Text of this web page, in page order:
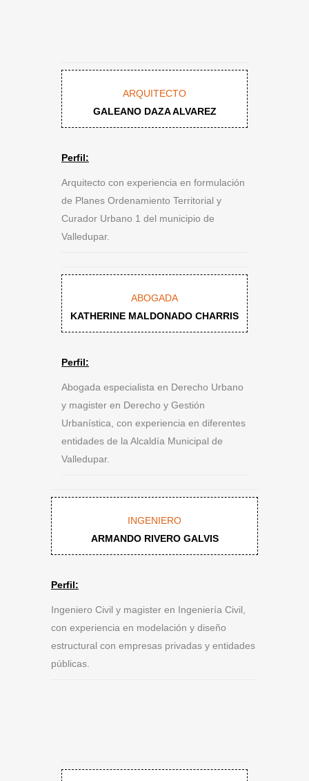
ARQUITECTO
GALEANO DAZA ALVAREZ
Perfil:
Arquitecto con experiencia en formulación
de Planes Ordenamiento Territorial y
Curador Urbano 1 del municipio de
Valledupar.
ABOGADA
KATHERINE MALDONADO CHARRIS
Perfil:
Abogada especialista en Derecho Urbano
y magister en Derecho y Gestión
Urbanística, con experiencia en diferentes
entidades de la Alcaldía Municipal de
Valledupar.
INGENIERO
ARMANDO RIVERO GALVIS
Perfil:
Ingeniero Civil y magister en Ingeniería Civil,
con experiencia en modelación y diseño
estructural con empresas privadas y entidades
públicas.